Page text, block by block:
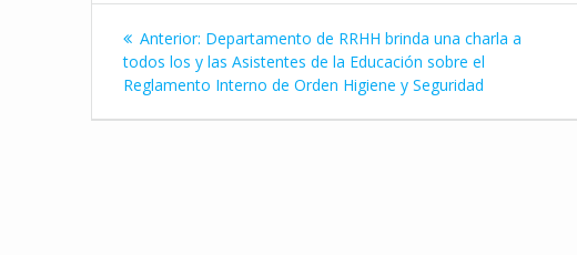
Navegación
de
entradas
Anterior: Entrada
anterior:
Departamento de RRHH brinda una charla a
todos los y las Asistentes de la Educación sobre el
Reglamento Interno de Orden Higiene y Seguridad